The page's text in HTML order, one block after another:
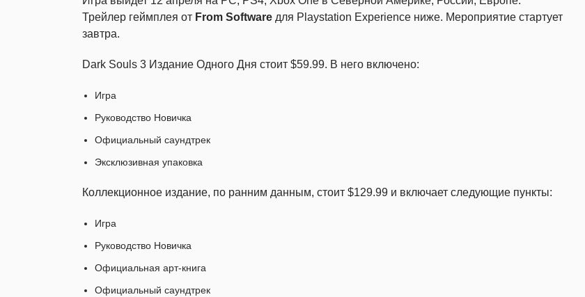
Трейлер геймплея от From Software для Playstation Experience ниже. Мероприятие стартует
завтра.
Dark Souls 3 Издание Одного Дня стоит $59.99. В него включено:
Игра
Руководство Новичка
Официальный саундтрек
Эксклюзивная упаковка
Коллекционное издание, по ранним данным, стоит $129.99 и включает следующие пункты:
Игра
Руководство Новичка
Официальная арт-книга
Официальный саундтрек